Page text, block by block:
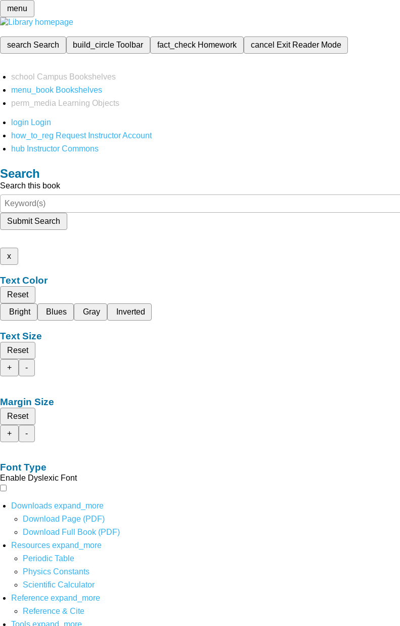
menu
search Search build_circleToolbar fact_check Homework cancel Exit Reader Mode
school Campus Bookshelves
menu_book Bookshelves
perm_media
Learning Objects
login Login
how_to_reg Request Instructor Account
hub Instructor Commons
Search
Search this book
Submit Search
x
Text Color
Reset
Bright
Blues Gray Inverted
Text Size
Reset
+
-
Margin Size
Reset
+
-
Font Type
Enable Dyslexic Font
Downloads expand_more
Download Page (PDF)
Download Full Book (PDF)
Resources expand_more
Periodic Table
Physics Constants
Scientific Calculator
Reference expand_more
Reference & Cite
Tools expand_more